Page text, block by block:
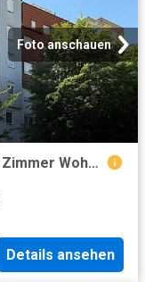
Foto anschauen
Schwalbach: Attraktive und helle 2 Zimmer Wohnung in gesuchter Wohnlage
Details ansehen